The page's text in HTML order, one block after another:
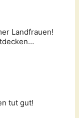
Landfrauen!
tut gut!